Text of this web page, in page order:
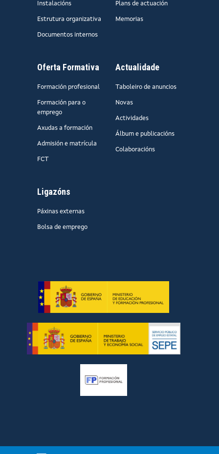
Instalacións
Estrutura organizativa
Documentos internos
Plans de actuación
Memorias
Oferta Formativa
Formación profesional
Formación para o
emprego
Axudas a formación
Admisión e matrícula
FCT
Actualidade
Taboleiro de anuncios
Novas
Actividades
Álbum e publicacións
Colaboracións
Ligazóns
Páxinas externas
Bolsa de emprego